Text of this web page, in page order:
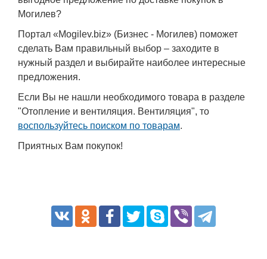
Могилев?
Портал «Mogilev.biz» (Бизнес - Могилев) поможет
сделать Вам правильный выбор – заходите в
нужный раздел и выбирайте наиболее интересные
предложения.
Если Вы не нашли необходимого товара в разделе
"Отопление и вентиляция. Вентиляция", то
воспользуйтесь поиском по товарам.
Приятных Вам покупок!